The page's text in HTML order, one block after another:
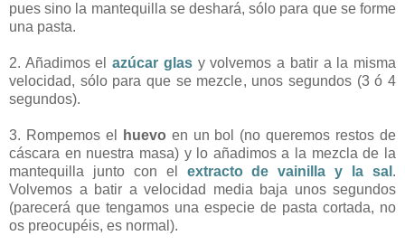
pues sino la mantequilla se deshará, sólo para que se forme
una pasta.
2. Añadimos elazúcar glas y volvemos a batir a la misma
velocidad, sólo para que se mezcle, unos segundos (3 ó 4
segundos).
3. Rompemos el huevo en un bol (no queremos restos de
cáscara en nuestra masa) y lo añadimos a la mezcla de la
mantequilla junto con el extracto de vainilla y la sal .
Volvemos a batir a velocidad media baja unos segundos
(parecerá que tengamos una especie de pasta cortada, no
os preocupéis, es normal).